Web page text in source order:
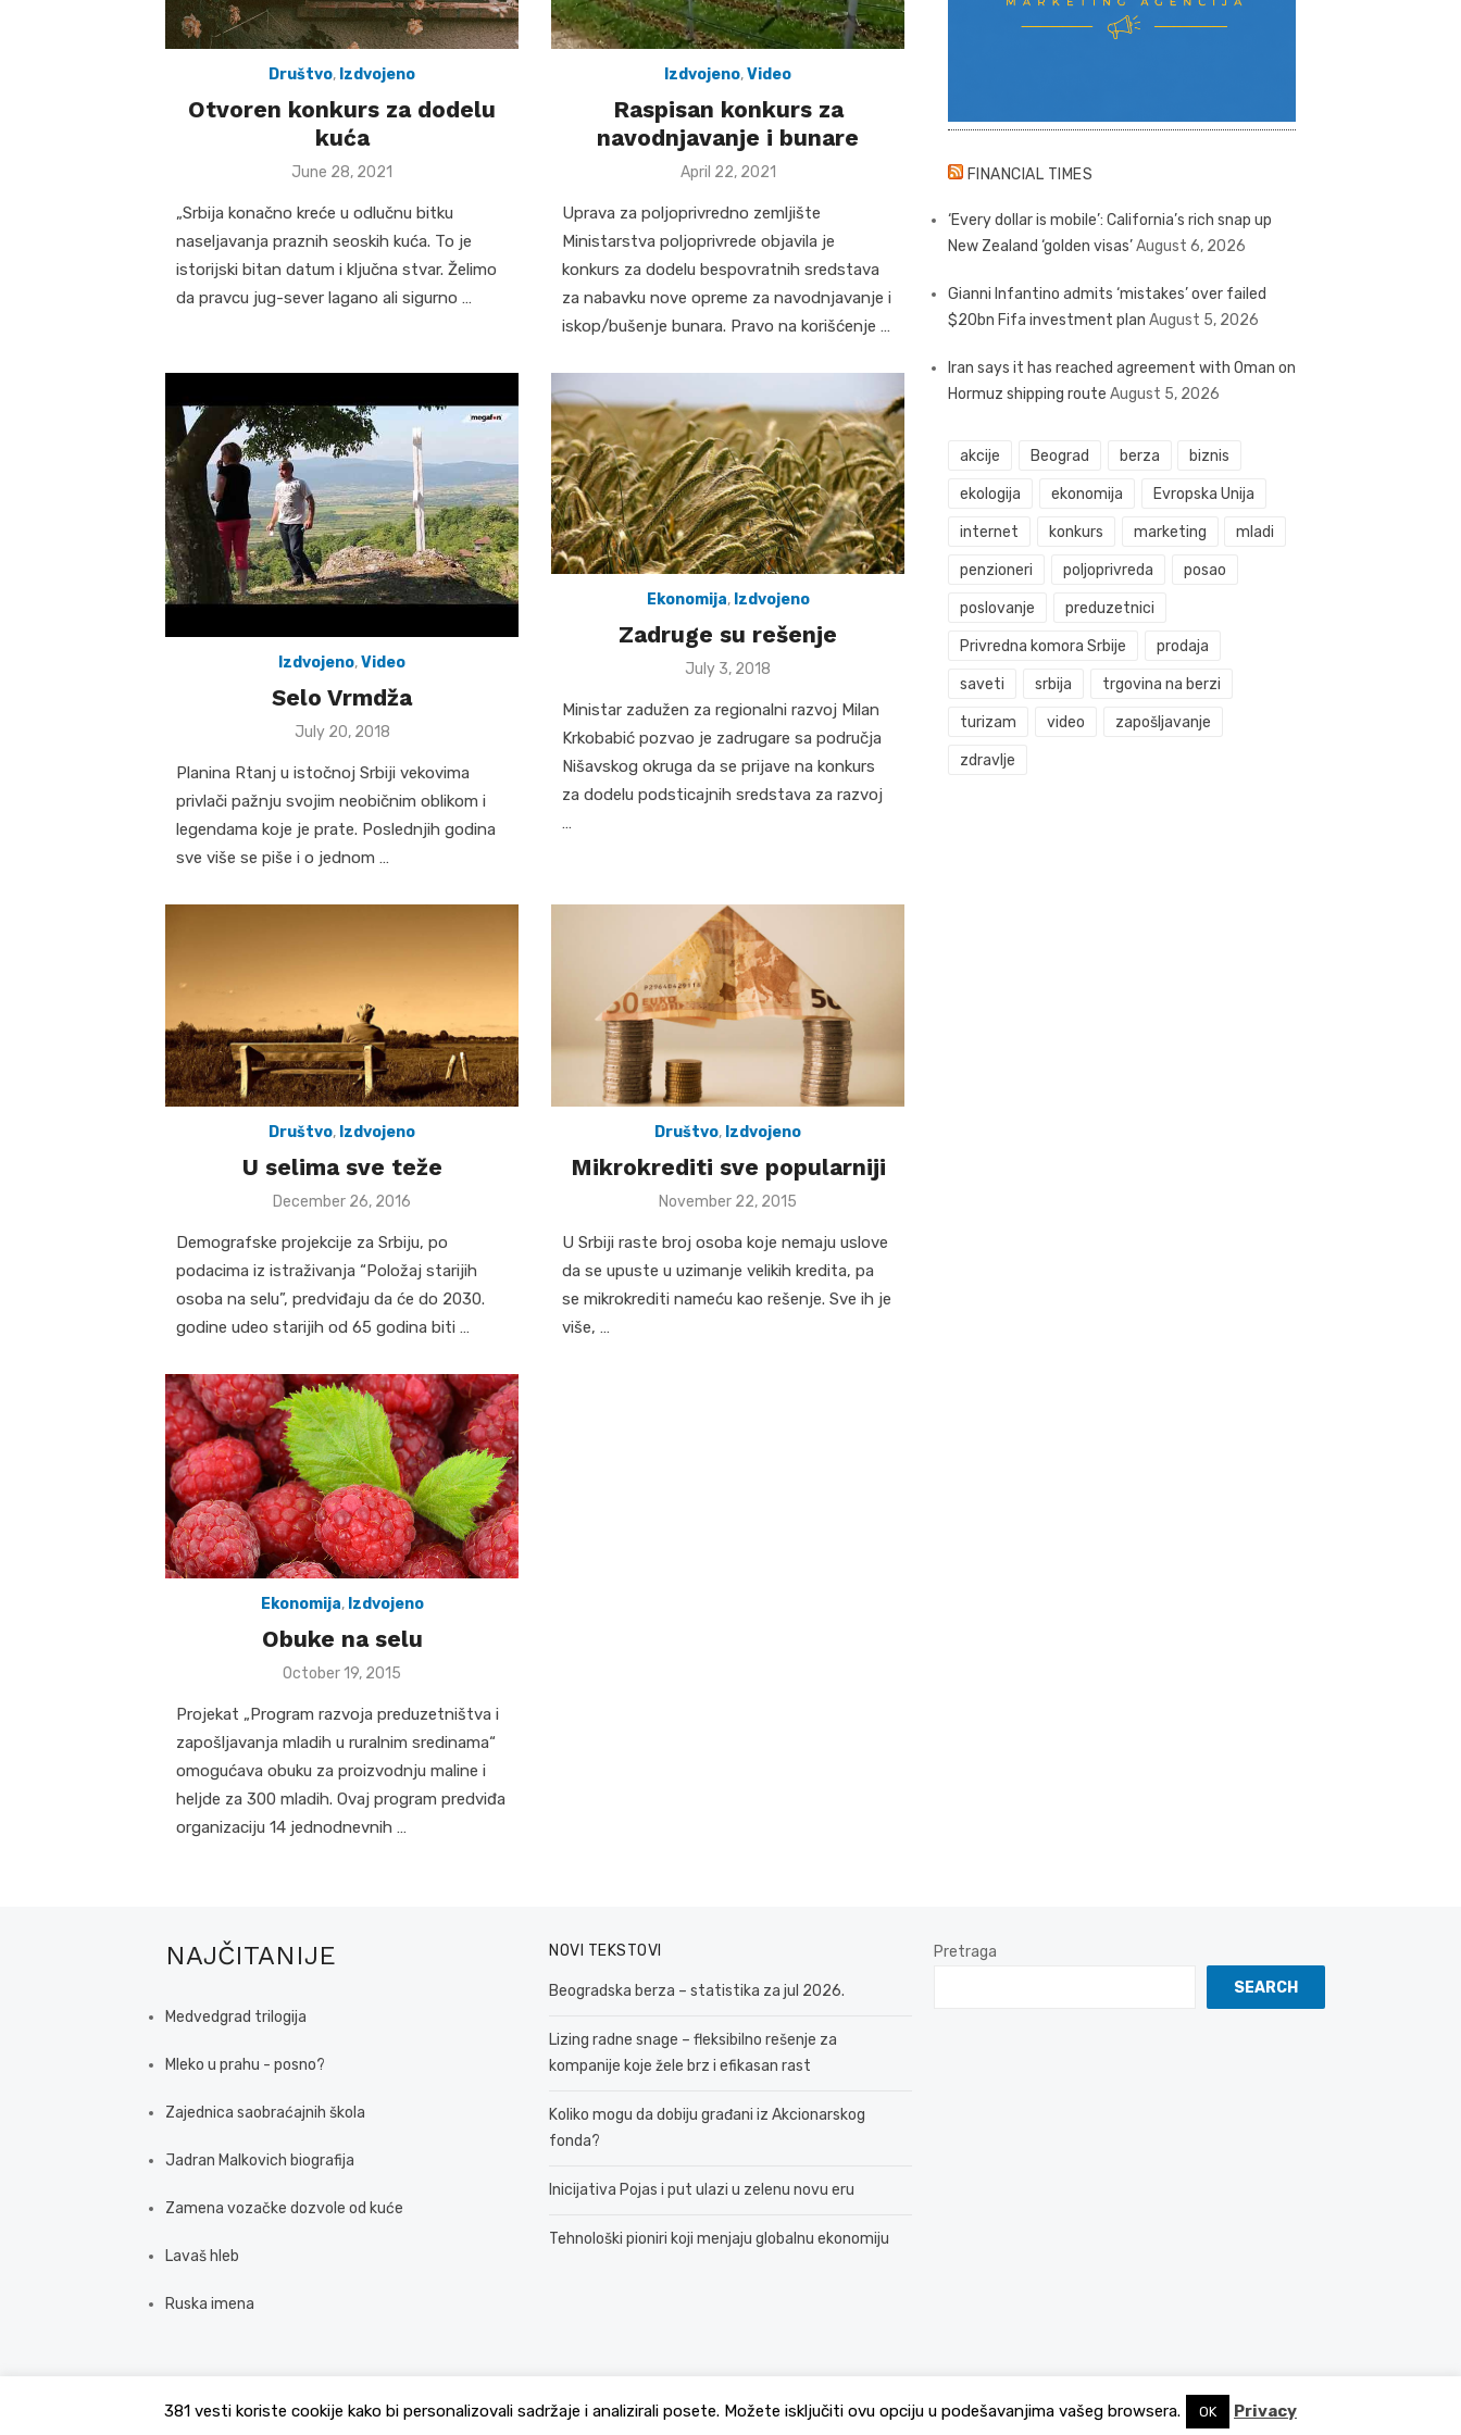
Društvo, Izdvojeno
Otvoren konkurs za dodelu
kuća
Posted
June 28, 2021
„Srbija konačno kreće u odlučnu bitku
naseljavanja praznih seoskih kuća. To je
istorijski bitan datum i ključna stvar. Želimo
da pravcu jug-sever lagano ali sigurno …
Izdvojeno,Video
Raspisan konkurs za
navodnjavanje i bunare
Posted
April 22, 2021
Uprava za poljoprivredno zemljište
Ministarstva poljoprivrede objavila je
konkurs za dodelu bespovratnih sredstava
za nabavku nove opreme za navodnjavanje i
iskop/bušenje bunara. Pravo na korišćenje …
Izdvojeno,Video
Selo Vrmdža
Posted
July 20, 2018
Planina Rtanj u istočnoj Srbiji vekovima
privlači pažnju svojim neobičnim oblikom i
legendama koje je prate. Poslednjih godina
sve više se piše i o jednom …
Ekonomija, Izdvojeno
Zadruge su rešenje
Posted
July 3, 2018
Ministar zadužen za regionalni razvoj Milan
Krkobabić pozvao je zadrugare sa područja
Nišavskog okruga da se prijave na konkurs
za dodelu podsticajnih sredstava za razvoj
…
Društvo, Izdvojeno
U selima sve teže
Posted
December 26, 2016
Demografske projekcije za Srbiju, po
podacima iz istraživanja “Položaj starijih
osoba na selu”, predviđaju da će do 2030.
godine udeo starijih od 65 godina biti …
Društvo, Izdvojeno
Mikrokrediti sve popularniji
Posted
November 22, 2015
U Srbiji raste broj osoba koje nemaju uslove
da se upuste u uzimanje velikih kredita, pa
se mikrokrediti nameću kao rešenje. Sve ih je
više, …
Ekonomija, Izdvojeno
Obuke na selu
Posted
October 19, 2015
Projekat „Program razvoja preduzetništva i
zapošljavanja mladih u ruralnim sredinama“
omogućava obuku za proizvodnju maline i
heljde za 300 mladih. Ovaj program predviđa
organizaciju 14 jednodnevnih …
FINANCIAL TIMES
‘Every dollar is mobile’: California’s rich snap up
New Zealand ‘golden visas’August 6, 2026
Gianni Infantino admits ‘mistakes’ over failed
$20bn Fifa investment plan August 5, 2026
Iran says it has reached agreement with Oman on
Hormuz shipping route August 5, 2026
akcije Beograd berza biznis
ekologija ekonomija Evropska Unija
internet konkurs marketing mladi
penzioneri poljoprivreda posao
poslovanje preduzetnici
Privredna komora Srbije prodaja
saveti srbija trgovina na berzi
turizam video zapošljavanje
zdravlje
NAJČITANIJE
Medvedgrad trilogija
Mleko u prahu - posno?
Zajednica saobraćajnih škola
Jadran Malkovich biografija
Zamena vozačke dozvole od kuće
Lavaš hleb
Ruska imena
NOVI TEKSTOVI
Beogradska berza – statistika za jul 2026.
Lizing radne snage – fleksibilno rešenje za
kompanije koje žele brz i efikasan rast
Koliko mogu da dobiju građani iz Akcionarskog
fonda?
Inicijativa Pojas i put ulazi u zelenu novu eru
Tehnološki pioniri koji menjaju globalnu ekonomiju
Pretraga
SEARCH
381 vesti koriste cookije kako bi personalizovali sadržaje i analizirali posete. Možete isključiti ovu opciju u podešavanjima vašeg browsera. OK Privacy